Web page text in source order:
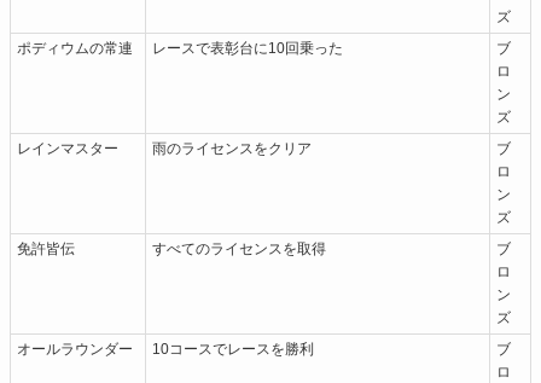
ズ
ポディウムの常連
レースで表彰台に10回乗った
ブ
ロ
ン
ズ
レインマスター
雨のライセンスをクリア
ブ
ロ
ン
ズ
免許皆伝
すべてのライセンスを取得
ブ
ロ
ン
ズ
オールラウンダー
10コースでレースを勝利
ブ
ロ